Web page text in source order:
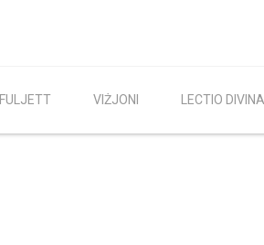
FULJETT VIŻJONI LECTIO DIVINA